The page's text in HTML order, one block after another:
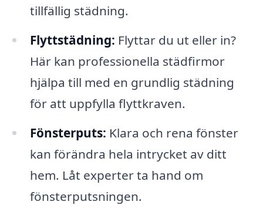
tillfällig städning.
Flyttstädning: Flyttar du ut eller in?
Här kan professionella städfirmor
hjälpa till med en grundlig städning
för att uppfylla flyttkraven.
Fönsterputs: Klara och rena fönster
kan förändra hela intrycket av ditt
hem. Låt experter ta hand om
fönsterputsningen.